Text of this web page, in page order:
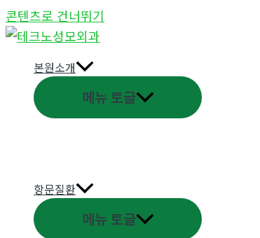
콘텐츠로 건너뛰기
본원소개
메뉴 토글
항문질환
메뉴 토글